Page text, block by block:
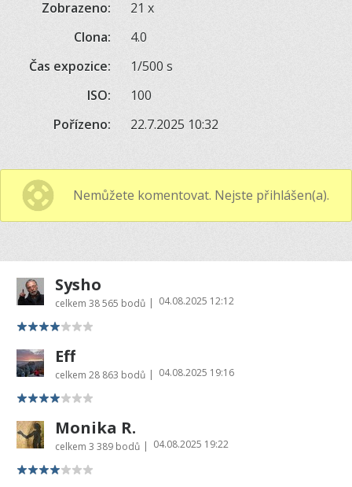
Zobrazeno:
21 x
Clona:
4.0
Čas expozice:
1/500 s
ISO:
100
Pořízeno:
22.7.2025 10:32
Nemůžete komentovat. Nejste přihlášen(a).
Sysho
celkem 38 565 bodů | 04.08.2025 12:12
Eff
celkem 28 863 bodů | 04.08.2025 19:16
Monika R.
celkem 3 389 bodů | 04.08.2025 19:22